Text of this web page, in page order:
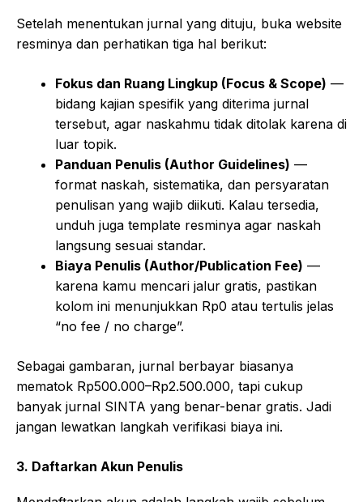
Setelah menentukan jurnal yang dituju, buka website
resminya dan perhatikan tiga hal berikut:
Fokus dan Ruang Lingkup (Focus & Scope) —
bidang kajian spesifik yang diterima jurnal
tersebut, agar naskahmu tidak ditolak karena di
luar topik.
Panduan Penulis (Author Guidelines) —
format naskah, sistematika, dan persyaratan
penulisan yang wajib diikuti. Kalau tersedia,
unduh juga template resminya agar naskah
langsung sesuai standar.
Biaya Penulis (Author/Publication Fee) —
karena kamu mencari jalur gratis, pastikan
kolom ini menunjukkan Rp0 atau tertulis jelas
“no fee / no charge”.
Sebagai gambaran, jurnal berbayar biasanya
mematok Rp500.000–Rp2.500.000, tapi cukup
banyak jurnal SINTA yang benar-benar gratis. Jadi
jangan lewatkan langkah verifikasi biaya ini.
3. Daftarkan Akun Penulis